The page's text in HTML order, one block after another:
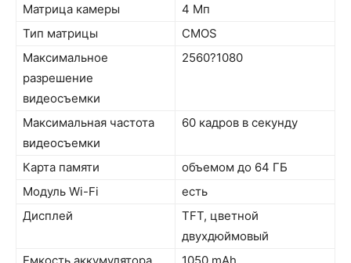
Матрица камеры
4 Мп
Тип матрицы
CMOS
Максимальное
разрешение
видеосъемки
2560?1080
Максимальная частота
видеосъемки
60 кадров в секунду
Карта памяти
объемом до 64 ГБ
Модуль Wi-Fi
есть
Дисплей
TFT, цветной
двухдюймовый
Емкость аккумулятора
1050 mAh